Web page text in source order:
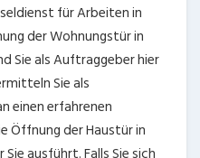
für Arbeiten in
der Wohnungstür in
Sie als Auftraggeber hier
Sie als
einen erfahrenen
Öffnung der Haustür in
ausführt. Falls Sie sich